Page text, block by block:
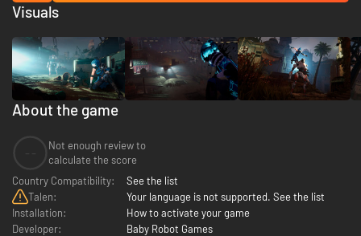
About the game
Not enough review to
calculate the score
Country Compatibility:
See the list
Talen:
Your language is not supported. See the list
Installation:
How to activate your game
Developer:
Baby Robot Games
Visuals